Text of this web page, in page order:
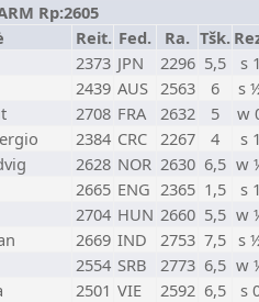
Rp:2605
Reit. Fed. Ra. Tšk.
2373 JPN 2296 5,5
s
2439 AUS 2563 6
s
2708 FRA 2632 5
w
2384 CRC 2267 4
s
2628 NOR 2630 6,5 w
2665 ENG 2365 1,5
s
2704 HUN 2660 5,5 w
2669 IND 2753 7,5 s
2554 SRB 2773 6,5 w
2501 VIE 2592 6,5
s